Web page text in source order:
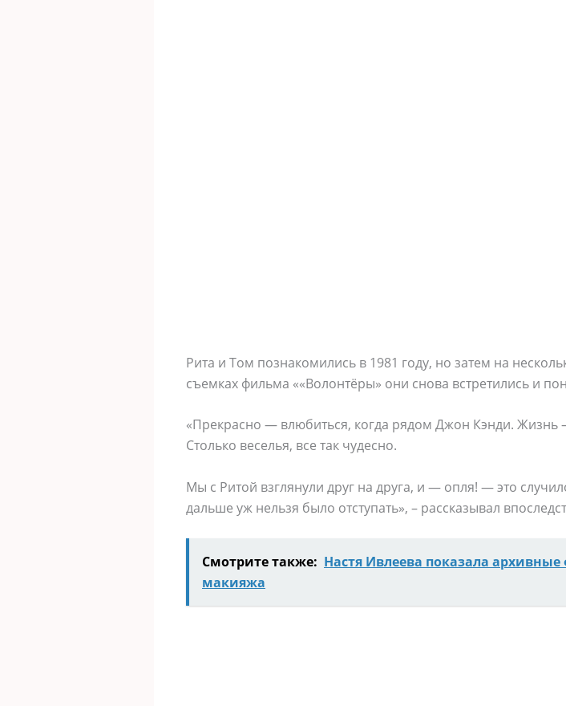
Рита и Том познакомились в 1981 году, но затем на
съемках фильма ««Волонтёры» они снова встретились и
«Прекрасно — влюбиться, когда рядом Джон Кэнди.
Столько веселья, все так чудесно.
Мы с Ритой взглянули друг на друга, и — опля! — это
дальше уж нельзя было отступать», – рассказывал
Смотрите также: Настя Ивлеева показала
макияжа